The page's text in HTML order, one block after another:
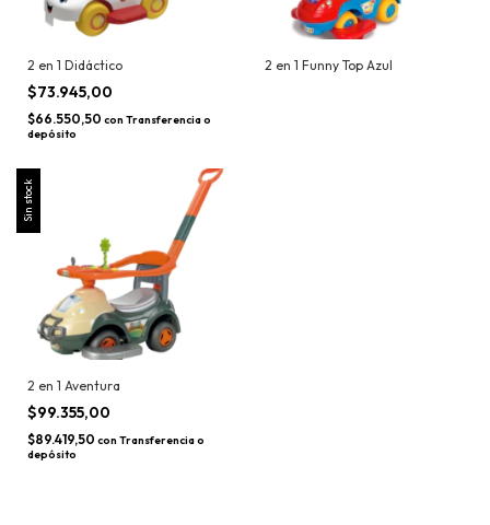
2 en 1 Didáctico
$73.945,00
$66.550,50 con Transferencia o
depósito
2 en 1 Funny Top Azul
Sin stock
2 en 1 Aventura
$99.355,00
$89.419,50 con Transferencia o
depósito